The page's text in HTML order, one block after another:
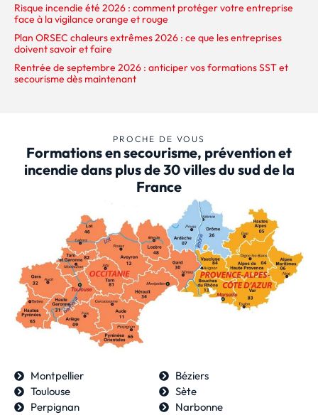
Risque incendie été 2026 : comment protéger votre entreprise
face à la vigilance orange et rouge
Plan ORSEC chaleurs extrêmes 2026 : ce que les entreprises
doivent savoir et faire
Rentrée de septembre 2026 : anticiper vos formations SST et
secourisme dès maintenant
PROCHE DE VOUS
Formations en secourisme, prévention et
incendie dans plus de 30 villes du sud de la
France
Montpellier
Toulouse
Perpignan
Béziers
Sète
Narbonne